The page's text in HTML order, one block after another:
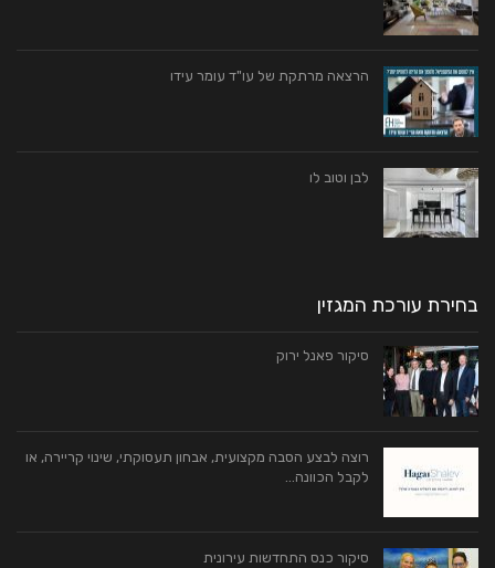
הרצאה מרתקת של עו"ד עומר עידו
לבן וטוב לו
בחירת עורכת המגזין
סיקור פאנל ירוק
רוצה לבצע הסבה מקצועית, אבחון תעסוקתי, שינוי קריירה, או
לקבל הכוונה…
סיקור כנס התחדשות עירונית